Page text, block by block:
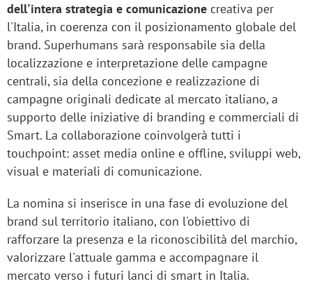
dell'intera strategia e comunicazione creativa per
l'Italia, in coerenza con il posizionamento globale del
brand. Superhumans sarà responsabile sia della
localizzazione e interpretazione delle campagne
centrali, sia della concezione e realizzazione di
campagne originali dedicate al mercato italiano, a
supporto delle iniziative di branding e commerciali di
Smart. La collaborazione coinvolgerà tutti i
touchpoint: asset media online e offline, sviluppi web,
visual e materiali di comunicazione.
La nomina si inserisce in una fase di evoluzione del
brand sul territorio italiano, con l'obiettivo di
rafforzare la presenza e la riconoscibilità del marchio,
valorizzare l'attuale gamma e accompagnare il
mercato verso i futuri lanci di smart in Italia.